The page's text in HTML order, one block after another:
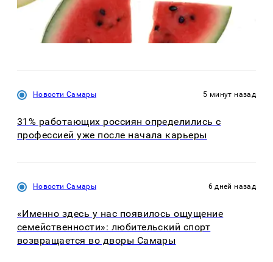
Новости Самары 5 минут назад
31% работающих россиян определились с
профессией уже после начала карьеры
Новости Самары 6 дней назад
«Именно здесь у нас появилось ощущение
семейственности»: любительский спорт
возвращается во дворы Самары